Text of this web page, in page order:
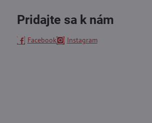
Pridajte sa k nám
Facebook Instagram